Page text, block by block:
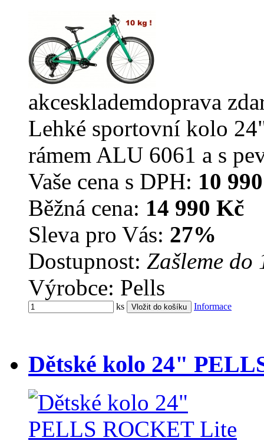
akcesklademdoprava
Lehké sportovní kolo
rámem ALU 6061 a s
Vaše cena s DPH: 10
Běžná cena: 14 990 Kč
Sleva pro Vás: 27%
Dostupnost: Zašleme do
Výrobce: Pells
ks Informace
Dětské kolo 24"